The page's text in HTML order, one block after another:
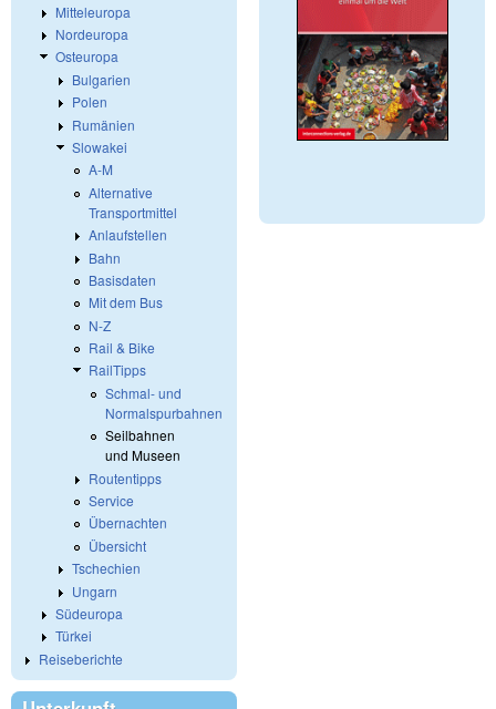
Mitteleuropa
Nordeuropa
Osteuropa
Bulgarien
Polen
Rumänien
Slowakei
A-M
Alternative
Transportmittel
Anlaufstellen
Bahn
Basisdaten
Mit dem Bus
N-Z
Rail & Bike
RailTipps
Schmal- und
Normalspurbahnen
Seilbahnen
und Museen
Routentipps
Service
Übernachten
Übersicht
Tschechien
Ungarn
Südeuropa
Türkei
Reiseberichte